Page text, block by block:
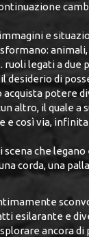
e
ruoli legati a due
desiderio di
acquista potere
altro, il quale a
e così via,
scena che
corda, una
esilarante e
ancora di